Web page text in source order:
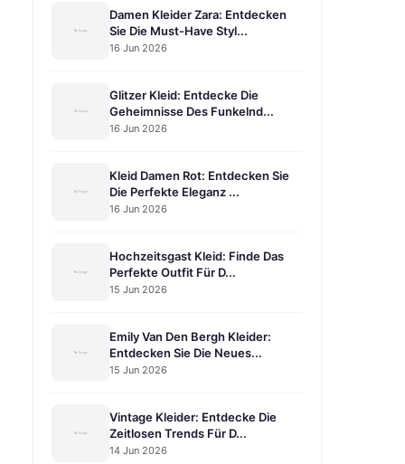
Damen Kleider Zara: Entdecken
Sie Die Must-Have Styl...
16 Jun 2026
Glitzer Kleid: Entdecke Die
Geheimnisse Des Funkelnd...
16 Jun 2026
Kleid Damen Rot: Entdecken Sie
Die Perfekte Eleganz ...
16 Jun 2026
Hochzeitsgast Kleid: Finde Das
Perfekte Outfit Für D...
15 Jun 2026
Emily Van Den Bergh Kleider:
Entdecken Sie Die Neues...
15 Jun 2026
Vintage Kleider: Entdecke Die
Zeitlosen Trends Für D...
14 Jun 2026